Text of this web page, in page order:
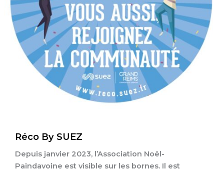
Réco By SUEZ
Depuis janvier 2023, l’Association Noël-
Paindavoine est visible sur les bornes. Il est